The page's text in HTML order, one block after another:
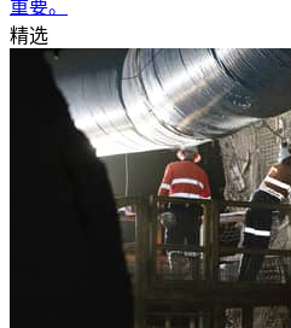
重要。
精选